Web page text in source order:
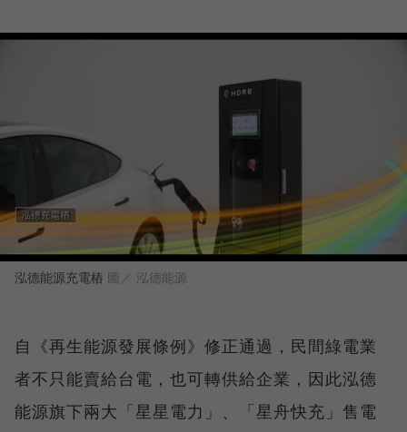
泓德能源充電樁 圖／ 泓德能源
自《再生能源發展條例》修正通過，民間綠電業
者不只能賣給台電，也可轉供給企業，因此泓德
能源旗下兩大「星星電力」、「星舟快充」售電